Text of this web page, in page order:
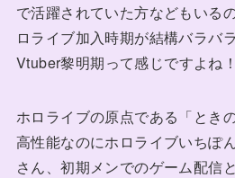
で活躍されていた方などもいる
ロライブ加入時期が結構バラバ
Vtuber黎明期って感じですよね！
ホロライブの原点である「とき
高性能なのにホロライブいちぽ
さん、初期メンでのゲーム配信